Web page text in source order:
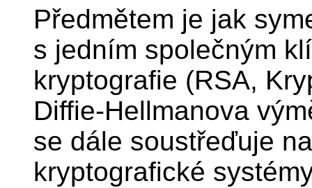
Předmětem je jak
s jedním společným
kryptografie (RSA,
Diffie-Hellmanova
se dále soustřeďuje
kryptografické